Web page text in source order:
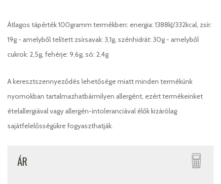
Átlagos tápérték 100gramm termékben: energia: 1388kJ/332kcal, zsír:
19g - amelyből telített zsírsavak: 3,1g, szénhidrát: 30g - amelyből
cukrok: 2,5g, fehérje: 9,6g, só: 2,4g
A keresztszennyeződés lehetősége miatt minden termékünk
nyomokban tartalmazhatbármilyen allergént, ezért termékeinket
ételallergiával vagy allergén-intoleranciával élők kizárólag
sajátfelelősségükre fogyaszthatják.
ÁR